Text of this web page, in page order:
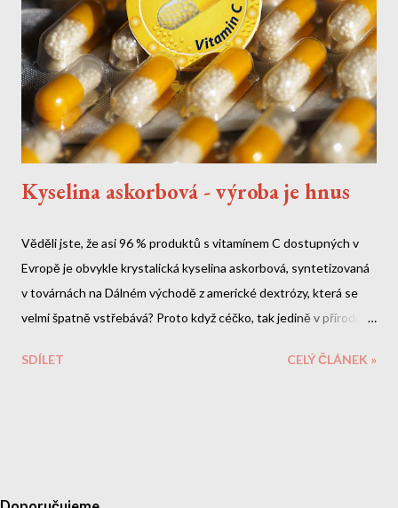
v příbalovém letáku Jak se toxin...
Kyselina askorbová - výroba je hnus
Věděli jste, že asi 96 % produktů s vitamínem C dostupných v
Evropě je obvykle krystalická kyselina askorbová, syntetizovaná
v továrnách na Dálném východě z americké dextrózy, která se
velmi špatně vstřebává? Proto když céčko, tak jedině v přírodní
SDÍLET
CELÝ ČLÁNEK »